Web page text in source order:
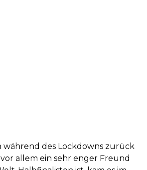
während des Lockdowns zurück
allem ein sehr enger Freund